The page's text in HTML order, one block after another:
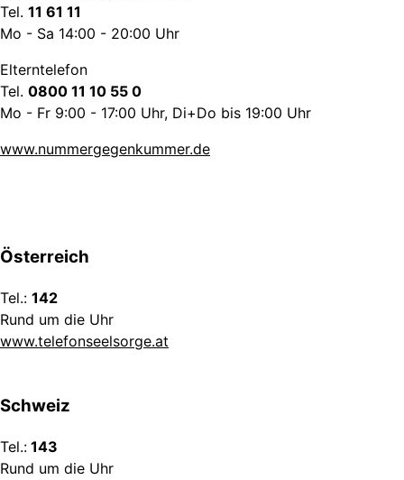
Tel. 11 61 11
Mo - Sa 14:00 - 20:00 Uhr
Elterntelefon
Tel. 0800 11 10 55 0
Mo - Fr 9:00 - 17:00 Uhr, Di+Do bis 19:00 Uhr
www.nummergegenkummer.de
Österreich
Tel.: 142
Rund um die Uhr
www.telefonseelsorge.at
Schweiz
Tel.: 143
Rund um die Uhr